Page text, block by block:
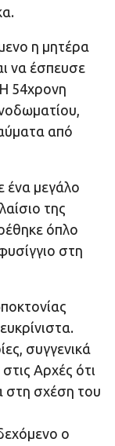
η μητέρα
να έσπευσε
54χρονη
από
ένα μεγάλο
της
όπλο
στη
συγγενικά
Αρχές ότι
στη σχέση του
ο